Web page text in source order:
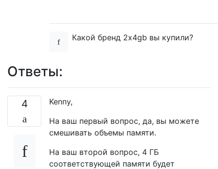
Какой бренд 2x4gb вы купили?
Ответы:
4
Kenny,
На ваш первый вопрос, да, вы можете
смешивать объемы памяти.
На ваш второй вопрос, 4 ГБ
соответствующей памяти будет